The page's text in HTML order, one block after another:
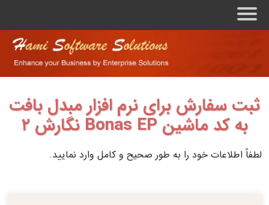
منو
ثبت سفارش برای نرم افزار مبدل بافت
به کد ماشین Bonas EP نگارش ۲
لطفاً اطلاعات خود را به طور صحیح و کامل وارد نمایید.